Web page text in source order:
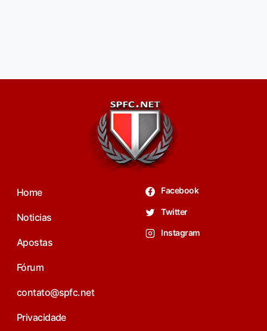
Home
Noticias
Apostas
Fórum
contato@spfc.net
Privacidade
Facebook
Twitter
Instagram